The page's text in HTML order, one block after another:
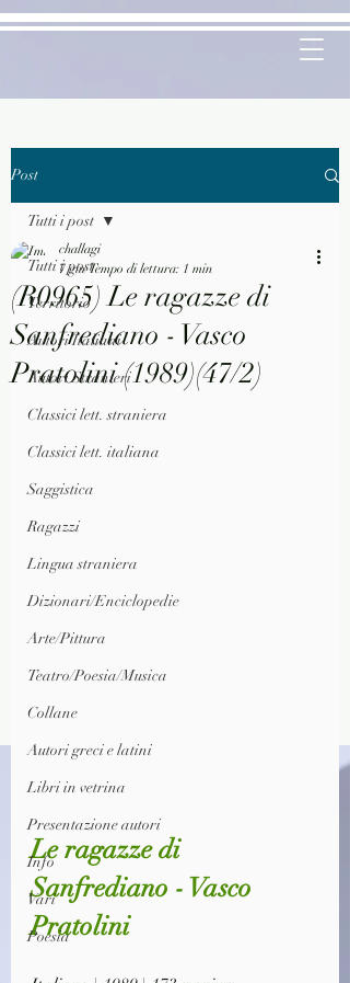
Post
Tutti i post
Territorio
Autori Italiani
Autori Stranieri
Classici lett. straniera
Classici lett. italiana
Saggistica
Ragazzi
Lingua straniera
Dizionari/Enciclopedie
Arte/Pittura
Teatro/Poesia/Musica
Collane
Autori greci e latini
Libri in vetrina
Presentazione autori
Info
Vari
Poesia
Tutti i post
(R0965) Le ragazze di
Sanfrediano - Vasco
Pratolini (1989)(47/2)
challagi
7 giu Tempo di lettura: 1 min
Le ragazze di
Sanfrediano - Vasco
Pratolini